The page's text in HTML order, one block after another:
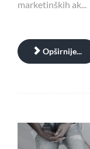
marketinških ak...
Opširnije...